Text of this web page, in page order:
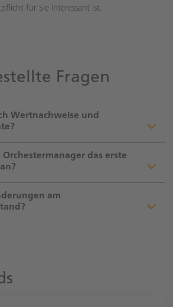
für Sie interessant ist.
Fragen
Wertnachweise und
das erste
am